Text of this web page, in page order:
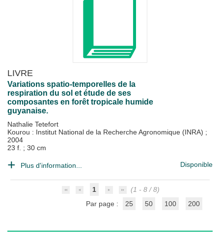
LIVRE
Variations spatio-temporelles de la
respiration du sol et étude de ses
composantes en forêt tropicale humide
guyanaise.
Nathalie Tetefort
Kourou : Institut National de la Recherche Agronomique (INRA) ;
2004
23 f. ; 30 cm
Plus d'information... Disponible
1
(1 - 8 / 8)
Par page :
25 50 100 200